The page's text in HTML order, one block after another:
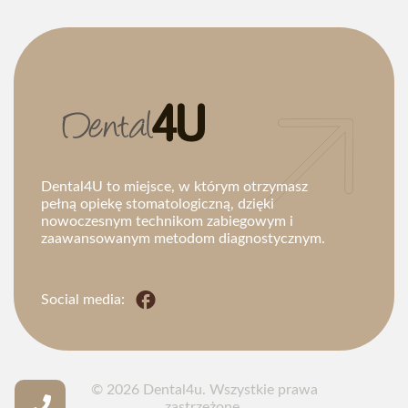
Dental4U to miejsce, w którym otrzymasz
pełną opiekę stomatologiczną, dzięki
nowoczesnym technikom zabiegowym i
zaawansowanym metodom diagnostycznym.
© 2026 Dental4u. Wszystkie prawa